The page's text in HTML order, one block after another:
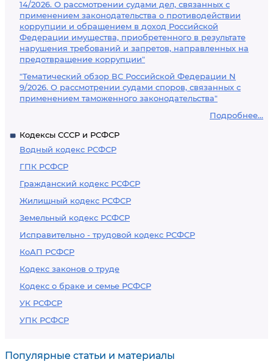
14/2026. О рассмотрении судами дел, связанных с
применением законодательства о противодействии
коррупции и обращением в доход Российской
Федерации имущества, приобретенного в результате
нарушения требований и запретов, направленных на
предотвращение коррупции"
"Тематический обзор ВС Российской Федерации N
9/2026. О рассмотрении судами споров, связанных с
применением таможенного законодательства"
Подробнее...
Кодексы СССР и РСФСР
Водный кодекс РСФСР
ГПК РСФСР
Гражданский кодекс РСФСР
Жилищный кодекс РСФСР
Земельный кодекс РСФСР
Исправительно - трудовой кодекс РСФСР
КоАП РСФСР
Кодекс законов о труде
Кодекс о браке и семье РСФСР
УК РСФСР
УПК РСФСР
Популярные статьи и материалы